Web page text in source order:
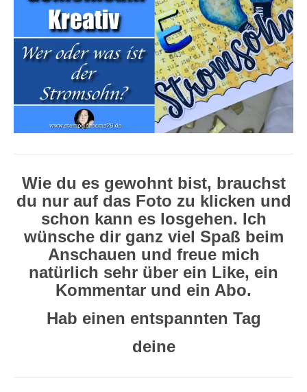
Wie du es gewohnt bist, brauchst
du nur auf das Foto zu klicken und
schon kann es losgehen. Ich
wünsche dir ganz viel Spaß beim
Anschauen und freue mich
natürlich sehr über ein Like, ein
Kommentar und ein Abo.
Hab einen entspannten Tag
deine